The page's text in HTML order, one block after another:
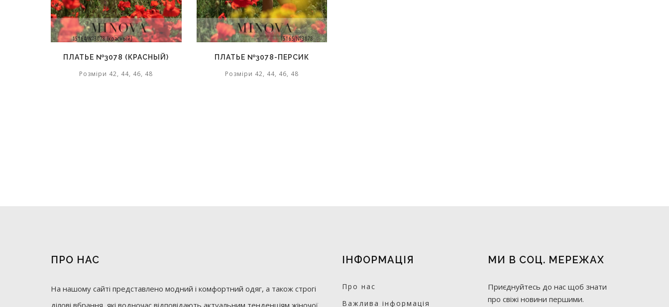
ПЛАТЬЕ №3078 (КРАСНЫЙ)
Розміри 42, 44, 46, 48
ПЛАТЬЕ №3078-ПЕРСИК
Розміри 42, 44, 46, 48
ПРО НАС
На нашому сайті представлено модний і комфортний одяг, а також строгі
ділові вбрання, які водночас відповідають актуальним тенденціям жіночої
ІНФОРМАЦІЯ
Про нас
Важлива інформація
МИ В СОЦ. МЕРЕЖАХ
Приєднуйтесь до нас щоб знати
про свіжі новини першими.